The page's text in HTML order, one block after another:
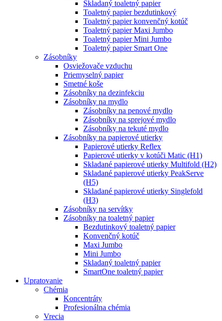
Skladaný toaletný papier
Toaletný papier bezdutinkový
Toaletný papier konvenčný kotúč
Toaletný papier Maxi Jumbo
Toaletný papier Mini Jumbo
Toaletný papier Smart One
Zásobníky
Osviežovače vzduchu
Priemyselný papier
Smetné koše
Zásobníky na dezinfekciu
Zásobníky na mydlo
Zásobníky na penové mydlo
Zásobníky na sprejové mydlo
Zásobníky na tekuté mydlo
Zásobníky na papierové utierky
Papierové utierky Reflex
Papierové utierky v kotúči Matic (H1)
Skladané papierové utierky Multifold (H2)
Skladané papierové utierky PeakServe
(H5)
Skladané papierové utierky Singlefold
(H3)
Zásobníky na servítky
Zásobníky na toaletný papier
Bezdutinkový toaletný papier
Konvenčný kotúč
Maxi Jumbo
Mini Jumbo
Skladaný toaletný papier
SmartOne toaletný papier
Upratovanie
Chémia
Koncentráty
Profesionálna chémia
Vrecia